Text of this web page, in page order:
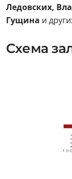
Ледовских,
Гущина и
Схема